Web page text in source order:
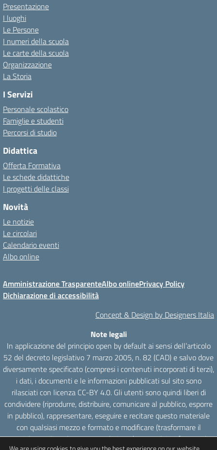
Presentazione
I luoghi
Le Persone
I numeri della scuola
Le carte della scuola
Organizzazione
La Storia
I Servizi
Personale scolastico
Famiglie e studenti
Percorsi di studio
Didattica
Offerta Formativa
Le schede didattiche
I progetti delle classi
Novità
Le notizie
Le circolari
Calendario eventi
Albo online
Amministrazione TrasparenteAlbo onlinePrivacy Policy
Dichiarazione di accessibilità
Concept & Design by Designers Italia
Note legali
In applicazione del principio open by default ai sensi dell’articolo
52 del decreto legislativo 7 marzo 2005, n. 82 (CAD) e salvo dove
diversamente specificato (compresi i contenuti incorporati di terzi),
i dati, i documenti e le informazioni pubblicati sul sito sono
rilasciati con licenza CC-BY 4.0. Gli utenti sono quindi liberi di
condividere (riprodurre, distribuire, comunicare al pubblico, esporre
in pubblico), rappresentare, eseguire e recitare questo materiale
con qualsiasi mezzo e formato e modificare (trasformare il
materiale e utilizzarlo per opere derivate) per qualsiasi fine, anche